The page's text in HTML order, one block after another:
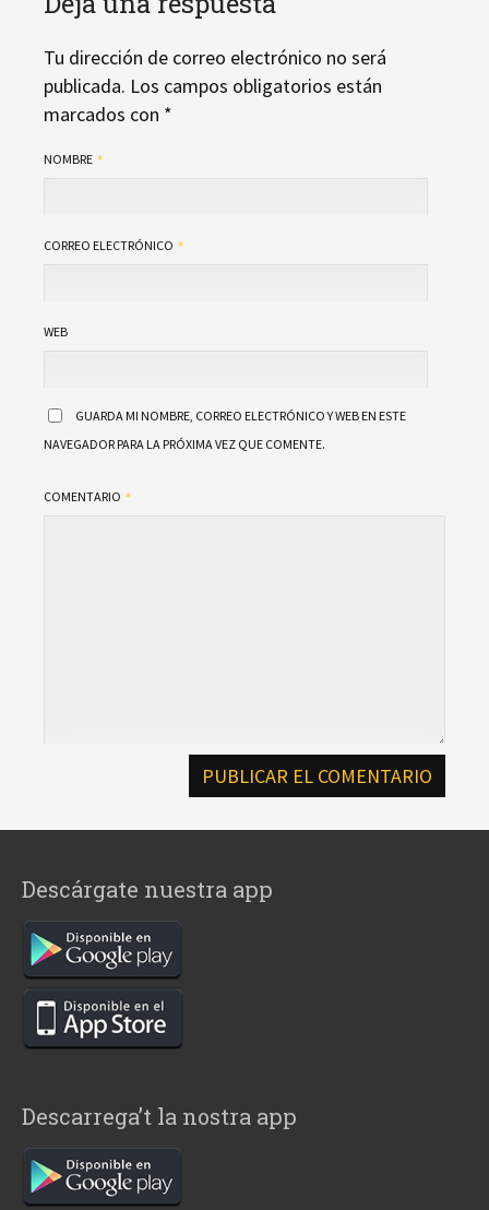
Tu dirección de correo electrónico no será
publicada. Los campos obligatorios están
marcados con *
NOMBRE
CORREO ELECTRÓNICO
WEB
GUARDA MI NOMBRE, CORREO ELECTRÓNICO Y WEB EN ESTE
NAVEGADOR PARA LA PRÓXIMA VEZ QUE COMENTE.
COMENTARIO
Descárgate nuestra app
Descarrega’t la nostra app